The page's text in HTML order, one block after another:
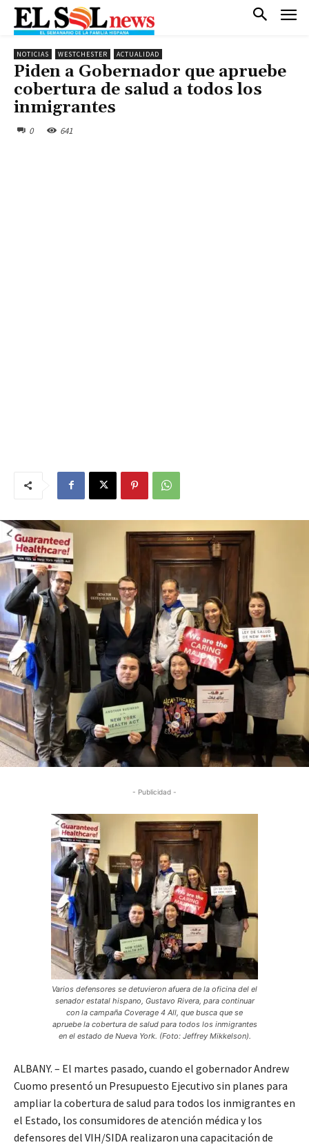
NOTICIAS WESTCHESTER ACTUALIDAD
Piden a Gobernador que apruebe
cobertura de salud a todos los
inmigrantes
0 641
- Publicidad -
Varios defensores se detuvieron afuera de la oficina del el
senador estatal hispano, Gustavo Rivera, para continuar
con la campaña Coverage 4 All, que busca que se
apruebe la cobertura de salud para todos los inmigrantes
en el estado de Nueva York. (Foto: Jeffrey Mikkelson).
ALBANY. – El martes pasado, cuando el gobernador Andrew
Cuomo presentó un Presupuesto Ejecutivo sin planes para
ampliar la cobertura de salud para todos los inmigrantes en
el Estado, los consumidores de atención médica y los
defensores del VIH/SIDA realizaron una capacitación de